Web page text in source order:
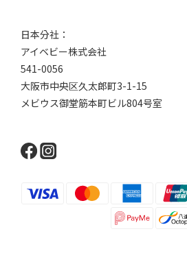
日本分社：
アイベビー株式会社
541-0056
大阪市中央区久太郎町3-1-15
メビウス御堂筋本町ビル804号室